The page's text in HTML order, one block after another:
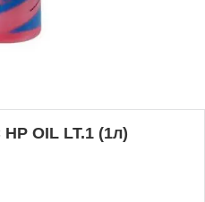
HP OIL LT.1 (1л)